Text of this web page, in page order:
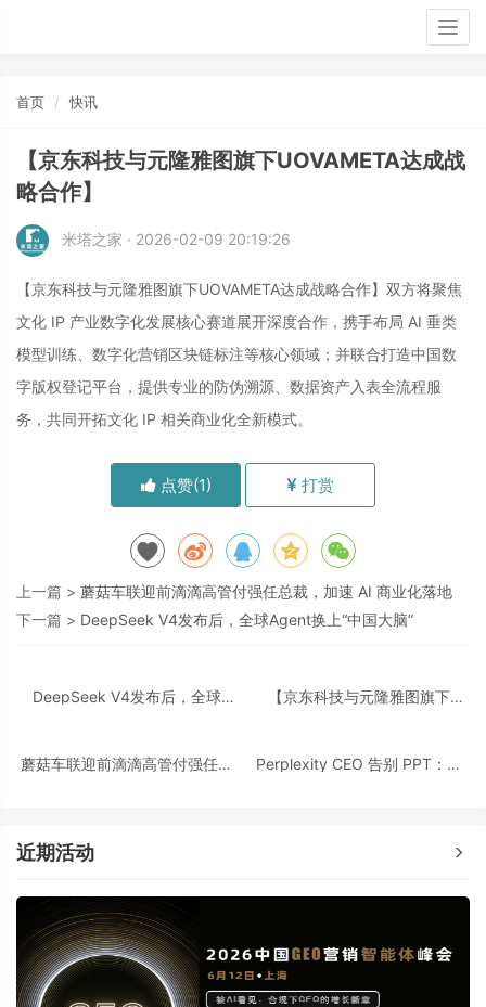
首页 快讯
【京东科技与元隆雅图旗下UOVAMETA达成战
略合作】
米塔之家 · 2026-02-09 20:19:26
【京东科技与元隆雅图旗下UOVAMETA达成战略合作】双方将聚焦
文化 IP 产业数字化发展核心赛道展开深度合作，携手布局 AI 垂类
模型训练、数字化营销区块链标注等核心领域；并联合打造中国数
字版权登记平台，提供专业的防伪溯源、数据资产入表全流程服
务，共同开拓文化 IP 相关商业化全新模式。
点赞(1) 打赏
上一篇 > 蘑菇车联迎前滴滴高管付强任总裁，加速 AI 商业化落地
下一篇 > DeepSeek V4发布后，全球Agent换上“中国大脑”
DeepSeek V4发布后，全球
【京东科技与元隆雅图旗下
蘑菇车联迎前滴滴高管付强任总
Perplexity CEO 告别 PPT：用
近期活动